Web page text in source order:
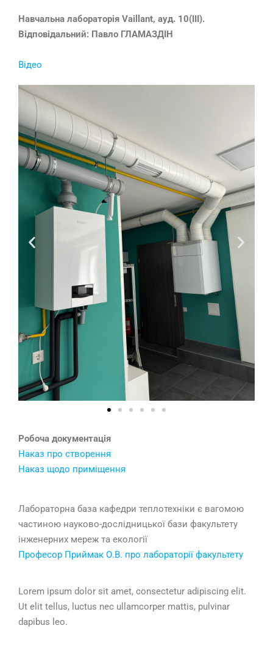
Навчальна лабораторія Vaillant, ауд. 10(ІІІ).
Відповідальний: Павло ГЛАМАЗДІН
Відео
Робоча документація
Наказ про створення
Наказ щодо приміщення
Лабораторна база кафедри теплотехніки є вагомою
частиною науково-дослідницької бази факультету
інженерних мереж та екології
Професор Приймак О.В. про лабораторії факультету
Lorem ipsum dolor sit amet, consectetur adipiscing elit.
Ut elit tellus, luctus nec ullamcorper mattis, pulvinar
dapibus leo.